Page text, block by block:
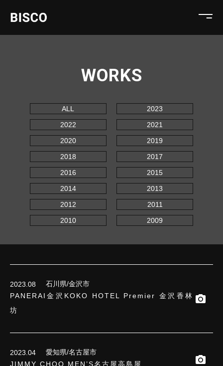
WORKS
ALL
2023
2022
2021
2020
2019
2018
2017
2016
2015
2014
2013
2012
2011
2010
2009
2023.08
石川県/金沢市
PANERAI金沢KOKO HOTEL Premier 金沢香林
坊
2023.04
愛知県/名古屋市
JIMMY CHOO MEN’S名古屋高島屋